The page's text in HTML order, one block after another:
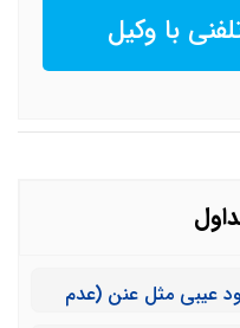
با وکیل
عیبی مثل عنن (عدم